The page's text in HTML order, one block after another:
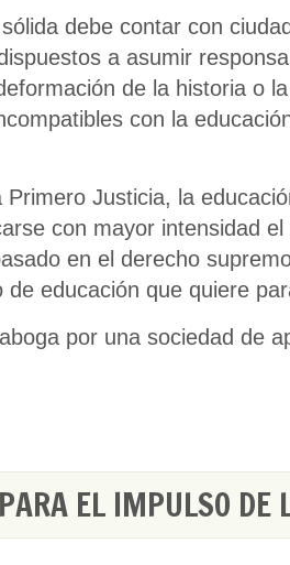
debe contar con
a asumir
de la historia o
con la
Primero Justicia, la
con mayor intensidad
en el derecho
de educación que quiere
por una sociedad de
PARA EL IMPULSO DE